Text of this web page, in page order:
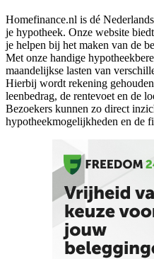
Homefinance.nl is dé
je hypotheek. Onze website
je helpen bij het maken van de
Met onze handige
maandelijkse lasten van
Hierbij wordt rekening
leenbedrag, de rentevoet en de
Bezoekers kunnen zo direct
hypotheekmogelijkheden en de